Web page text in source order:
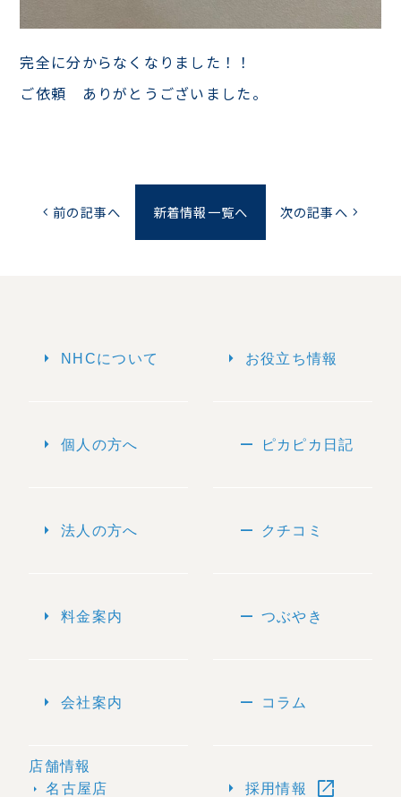
完全に分からなくなりました！！
ご依頼 ありがとうございました。
chevron_left 前の記事へ 新着情報一覧へ 次の記事へ chevron_right
arrow_right NHCについて
arrow_right 個人の方へ
arrow_right 法人の方へ
arrow_right 料金案内
arrow_right 会社案内
店舗情報
arrow_right 名古屋店
arrow_right お役立ち情報
remove ピカピカ日記
remove クチコミ
remove つぶやき
remove コラム
arrow_right 採用情報 open_in_new